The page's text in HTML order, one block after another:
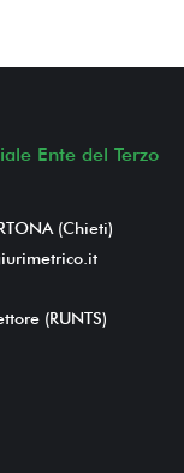
Ente del Terzo
(Chieti)
(RUNTS)